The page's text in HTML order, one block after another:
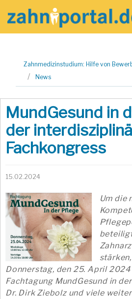
springen
Zahnmedizinstudium: Hilfe von
News
MundGesund in
der
Fachkongress
15.02.2024
Um die
Donnerstag, den 25. April
Fachtagung MundGesund in
Dr. Dirk Ziebolz und viele